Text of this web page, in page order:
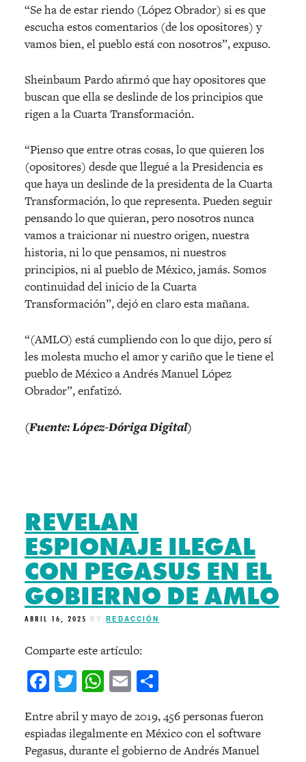
“Se ha de estar riendo (López Obrador) si es que
escucha estos comentarios (de los opositores) y
vamos bien, el pueblo está con nosotros”, expuso.
Sheinbaum Pardo afirmó que hay opositores que
buscan que ella se deslinde de los principios que
rigen a la Cuarta Transformación.
“Pienso que entre otras cosas, lo que quieren los
(opositores) desde que llegué a la Presidencia es
que haya un deslinde de la presidenta de la Cuarta
Transformación, lo que representa. Pueden seguir
pensando lo que quieran, pero nosotros nunca
vamos a traicionar ni nuestro origen, nuestra
historia, ni lo que pensamos, ni nuestros
principios, ni al pueblo de México, jamás. Somos
continuidad del inicio de la Cuarta
Transformación”, dejó en claro esta mañana.
“(AMLO) está cumpliendo con lo que dijo, pero sí
les molesta mucho el amor y cariño que le tiene el
pueblo de México a Andrés Manuel López
Obrador”, enfatizó.
(Fuente: López-Dóriga Digital)
REVELAN
ESPIONAJE ILEGAL
CON PEGASUS EN EL
GOBIERNO DE AMLO
ABRIL 16, 2025 BY REDACCIÓN
Comparte este artículo:
Facebook
Twitter
WhatsApp
Email
Entre abril y mayo de 2019, 456 personas fueron
espiadas ilegalmente en México con el software
Pegasus, durante el gobierno de Andrés Manuel